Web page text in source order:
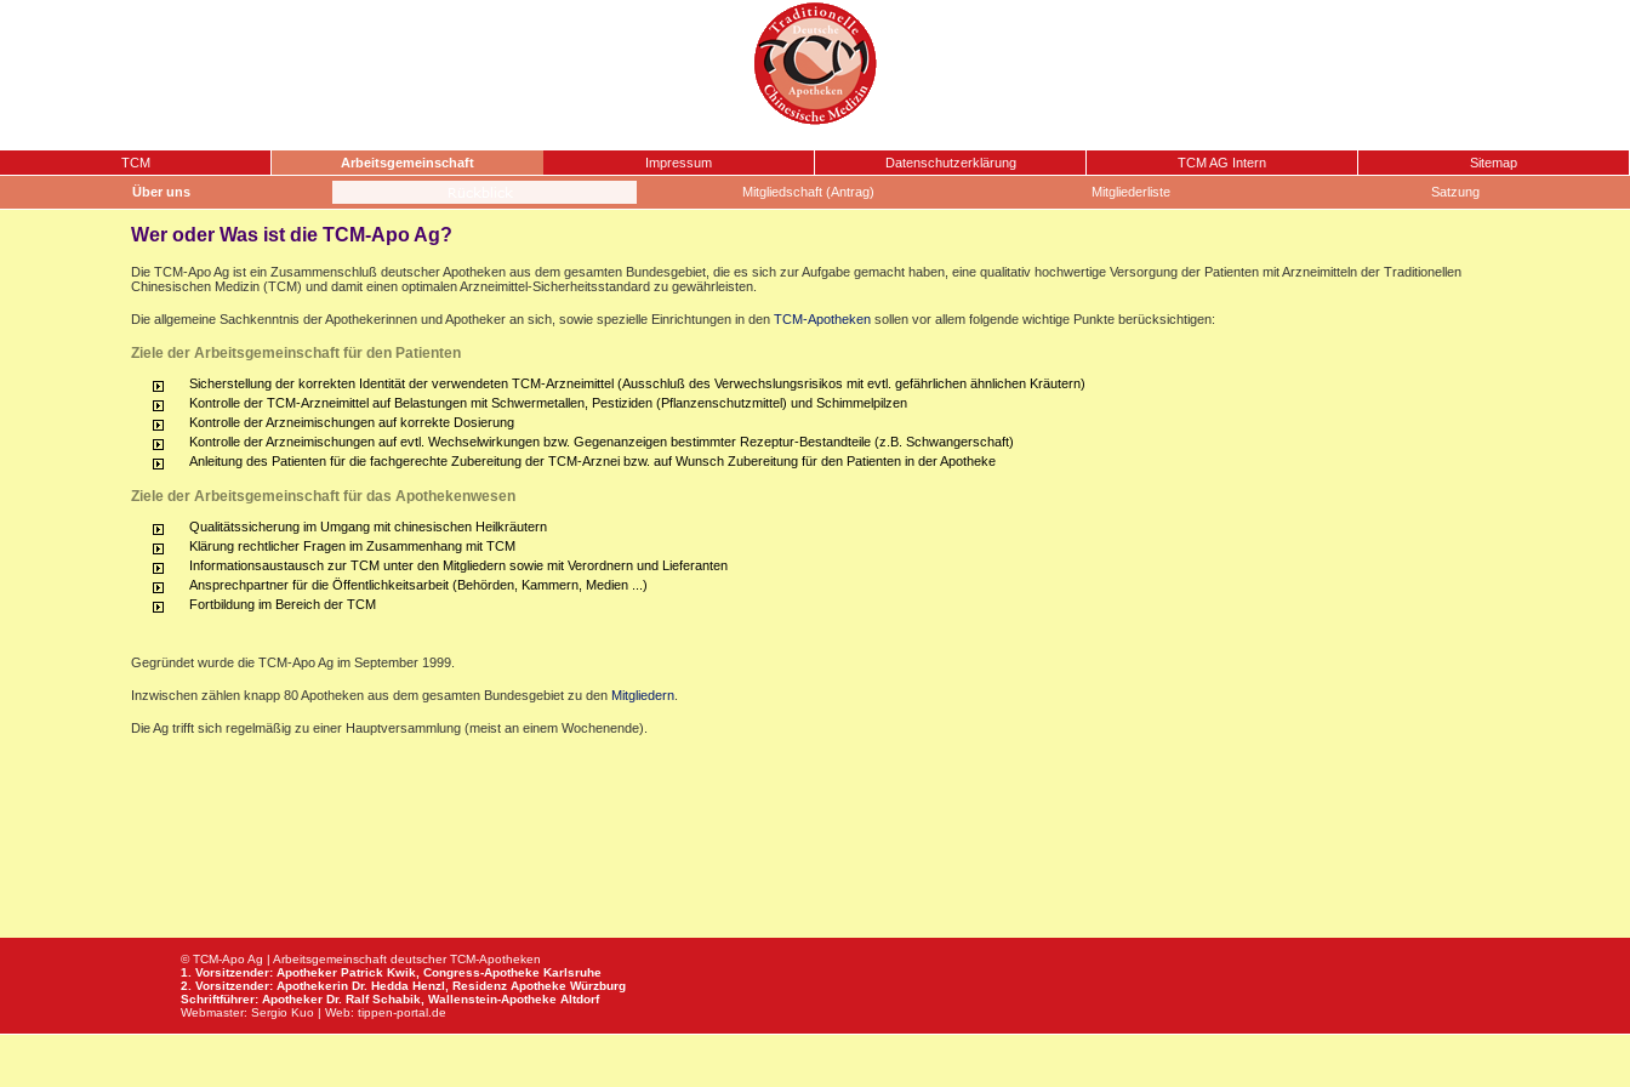
TCM Arbeitsgemeinschaft Impressum Datenschutzerklärung TCM AG Intern
Sitemap
Über uns
Mitgliedschaft (Antrag) Mitgliederliste Satzung
Wer oder Was ist die TCM-Apo Ag?
Die TCM-Apo Ag ist ein Zusammenschluß deutscher Apotheken aus dem gesamten Bundesgebiet, die es sich zur Aufgabe gemacht haben, eine qualitativ hochwertige Versorgung der Patienten mit Arzneimitteln der Traditionellen
Chinesischen Medizin (TCM) und damit einen optimalen Arzneimittel-Sicherheitsstandard zu gewährleisten.
Die allgemeine Sachkenntnis der Apothekerinnen und Apotheker an sich, sowie spezielle Einrichtungen in den TCM-Apotheken sollen vor allem folgende wichtige Punkte berücksichtigen:
Ziele der Arbeitsgemeinschaft für den Patienten
Sicherstellung der korrekten Identität der verwendeten TCM-Arzneimittel (Ausschluß des Verwechslungsrisikos mit evtl. gefährlichen ähnlichen Kräutern)
Kontrolle der TCM-Arzneimittel auf Belastungen mit Schwermetallen, Pestiziden (Pflanzenschutzmittel) und Schimmelpilzen
Kontrolle der Arzneimischungen auf korrekte Dosierung
Kontrolle der Arzneimischungen auf evtl. Wechselwirkungen bzw. Gegenanzeigen bestimmter Rezeptur-Bestandteile (z.B. Schwangerschaft)
Anleitung des Patienten für die fachgerechte Zubereitung der TCM-Arznei bzw. auf Wunsch Zubereitung für den Patienten in der Apotheke
Ziele der Arbeitsgemeinschaft für das Apothekenwesen
Qualitätssicherung im Umgang mit chinesischen Heilkräutern
Klärung rechtlicher Fragen im Zusammenhang mit TCM
Informationsaustausch zur TCM unter den Mitgliedern sowie mit Verordnern und Lieferanten
Ansprechpartner für die Öffentlichkeitsarbeit (Behörden, Kammern, Medien ...)
Fortbildung im Bereich der TCM
Gegründet wurde die TCM-Apo Ag im September 1999.
Inzwischen zählen knapp 80 Apotheken aus dem gesamten Bundesgebiet zu den Mitgliedern
Die Ag trifft sich regelmäßig zu einer Hauptversammlung (meist an einem Wochenende).
© TCM-Apo Ag | Arbeitsgemeinschaft deutscher TCM-Apotheken
1. Vorsitzender: Apotheker Patrick Kwik, Congress-Apotheke Karlsruhe
2. Vorsitzender: Apothekerin Dr. Hedda Henzl, Residenz Apotheke Würzburg
Schriftführer: Apotheker Dr. Ralf Schabik, Wallenstein-Apotheke Altdorf
Webmaster: Sergio Kuo | Web: tippen-portal.de